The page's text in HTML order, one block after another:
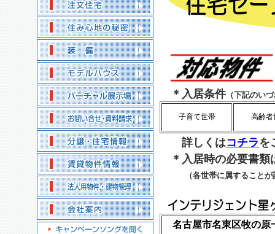
＊入居条件（下記のい
子育て世帯 高齢者
詳しくはコチラ を
＊入居時の必要書類
（各世帯に属すること
名古屋市名東区牧の原